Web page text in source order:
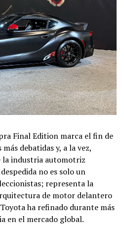
Final Edition marca el fin de
debatidas y, a la vez,
la industria automotriz
no es solo un
representa la
de motor delantero
ha refinado durante más
en el mercado global.